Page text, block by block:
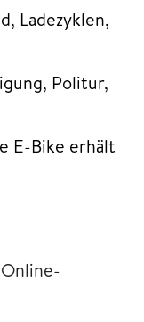
Ladezyklen,
Politur,
E-Bike erhält